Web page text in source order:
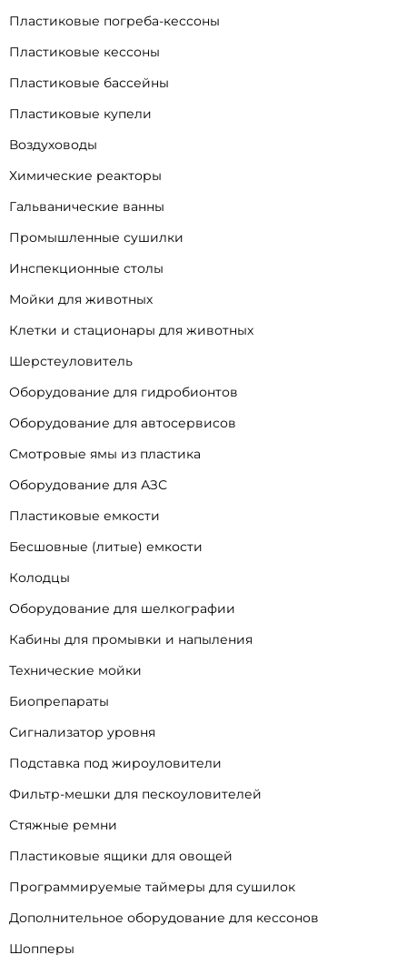
Пластиковые погреба-кессоны
Пластиковые кессоны
Пластиковые бассейны
Пластиковые купели
Воздуховоды
Химические реакторы
Гальванические ванны
Промышленные сушилки
Инспекционные столы
Мойки для животных
Клетки и стационары для животных
Шерстеуловитель
Оборудование для гидробионтов
Оборудование для автосервисов
Смотровые ямы из пластика
Оборудование для АЗС
Пластиковые емкости
Бесшовные (литые) емкости
Колодцы
Оборудование для шелкографии
Кабины для промывки и напыления
Технические мойки
Биопрепараты
Сигнализатор уровня
Подставка под жироуловители
Фильтр-мешки для пескоуловителей
Стяжные ремни
Пластиковые ящики для овощей
Программируемые таймеры для сушилок
Дополнительное оборудование для кессонов
Шопперы